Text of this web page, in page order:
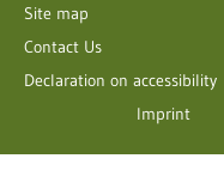
Site map
Contact Us
Declaration on accessibility
Imprint